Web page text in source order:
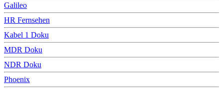
Galileo
HR Fernsehen
Kabel 1 Doku
MDR Doku
NDR Doku
Phoenix